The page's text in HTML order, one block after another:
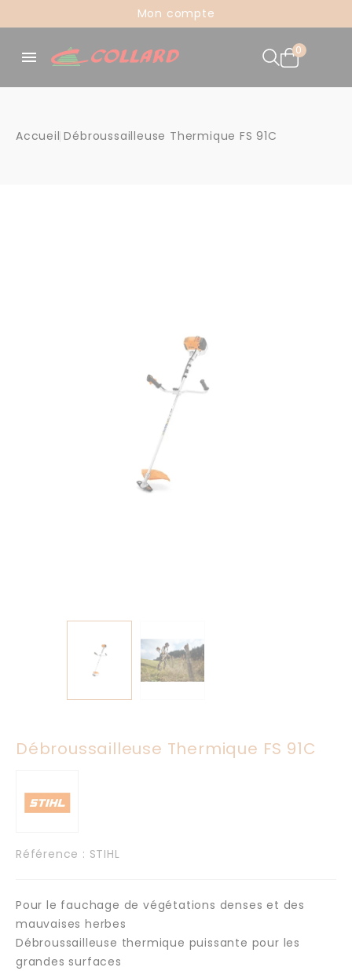
Panneau de gestion des cookies
Mon compte
 0
Accueil Débroussailleuse Thermique FS 91C
Débroussailleuse Thermique FS 91C
Référence : STIHL
Pour le fauchage de végétations denses et des
mauvaises herbes
Débroussailleuse thermique puissante pour les
grandes surfaces